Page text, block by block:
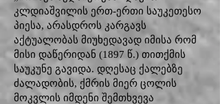
კლდიაშვილის ერთ-ერთი საუკეთესო
პიესა, არასდროს კარგავს
აქტუალობას მიუხედავად იმისა რომ
მისი დაწერიდან (1897 წ.) თითქმის
საუკუნე გავიდა. დღესაც ქალებზე
ძალადობის, ქმრის მიერ ცოლის
მოკვლის იმდენი შემთხვევა